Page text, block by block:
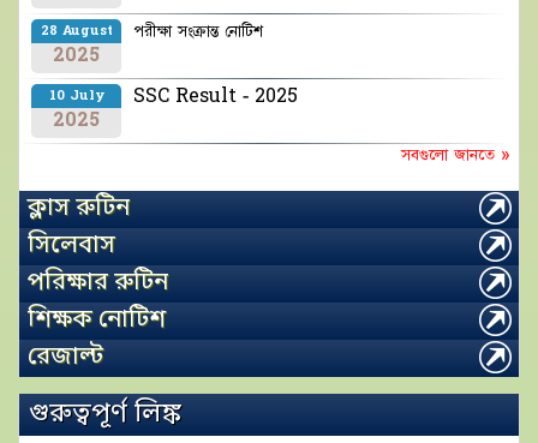
28 August
2025
পরীক্ষা সংক্রান্ত নোটিশ
10 July
2025
SSC Result - 2025
সবগুলো জানতে »
ক্লাস রুটিন
সিলেবাস
পরিক্ষার রুটিন
শিক্ষক নোটিশ
রেজাল্ট
গুরুত্বপূর্ণ লিঙ্ক